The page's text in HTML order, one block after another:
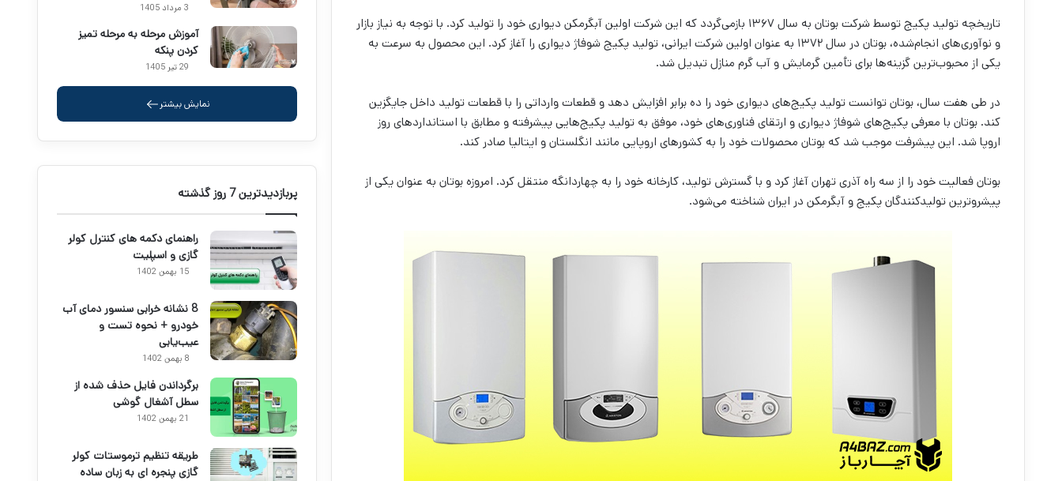
تاریخچه تولید پکیج توسط شرکت بوتان به سال ۱۳۶۷ بازمی‌گردد که این شرکت اولین آبگرمکن دیواری خود را تولید کرد. با توجه به نیاز بازار
و نوآوری‌های انجام‌شده، بوتان در سال ۱۳۷۲ به عنوان اولین شرکت ایرانی، تولید پکیج شوفاژ دیواری را آغاز کرد. این محصول به سرعت به
یکی از محبوب‌ترین گزینه‌ها برای تأمین گرمایش و آب گرم منازل تبدیل شد.
در طی هفت سال، بوتان توانست تولید پکیج‌های دیواری خود را ده برابر افزایش دهد و قطعات وارداتی را با قطعات تولید داخل جایگزین
کند. بوتان با معرفی پکیج‌های شوفاژ دیواری و ارتقای فناوری‌های خود، موفق به تولید پکیج‌هایی پیشرفته و مطابق با استانداردهای روز
اروپا شد. این پیشرفت موجب شد که بوتان محصولات خود را به کشورهای اروپایی مانند انگلستان و ایتالیا صادر کند.
بوتان فعالیت خود را از سه راه آذری تهران آغاز کرد و با گسترش تولید، کارخانه خود را به چهاردانگه منتقل کرد. امروزه بوتان به عنوان یکی از
پیشروترین تولیدکنندگان پکیج و آبگرمکن در ایران شناخته می‌شود.
3 مرداد 1405
آموزش مرحله به مرحله تمیز
کردن پنکه
29 تیر 1405
نمایش بیشتر
پربازدیدترین 7 روز گذشته
راهنمای دکمه های کنترل کولر
گازی و اسپلیت
15 بهمن 1402
8 نشانه خرابی سنسور دمای آب
خودرو + نحوه تست و
عیب‌یابی
8 بهمن 1402
برگرداندن فایل حذف شده از
سطل آشغال گوشی
21 بهمن 1402
طریقه تنظیم ترموستات کولر
گازی پنجره ای به زبان ساده